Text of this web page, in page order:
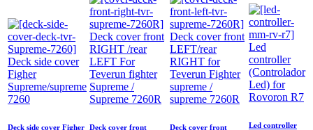
Deck side cover Figher Deck cover front
Deck cover front
Led controller